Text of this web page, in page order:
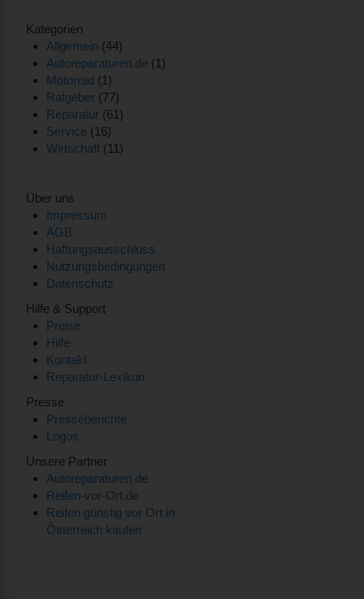
Kategorien
Allgemein (44)
Autoreparaturen.de(1)
Motorrad (1)
Ratgeber(77)
Reparatur(61)
Service(16)
Wirtschaft(11)
Über uns
Impressum
AGB
Haftungsausschluss
Nutzungsbedingungen
Datenschutz
Hilfe & Support
Preise
Hilfe
Kontakt
Reparatur-Lexikon
Presse
Presseberichte
Logos
Unsere Partner
Autoreparaturen.de
Reifen-vor-Ort.de
Reifen günstig vor Ort in
Österreich kaufen